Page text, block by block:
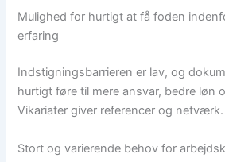
Mulighed for hurtigt at få foden
erfaring
Indstigningsbarrieren er lav, og
hurtigt føre til mere ansvar, bedre løn
Vikariater giver referencer og netværk.
Stort og varierende behov for